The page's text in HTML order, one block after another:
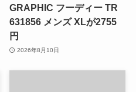
GRAPHIC フーディー TR
631856 メンズ XLが2755
円
2026年8月10日